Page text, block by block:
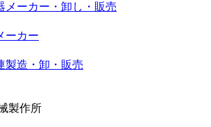
メーカー・卸し・販売
ーカー
製造・卸・販売
製作所